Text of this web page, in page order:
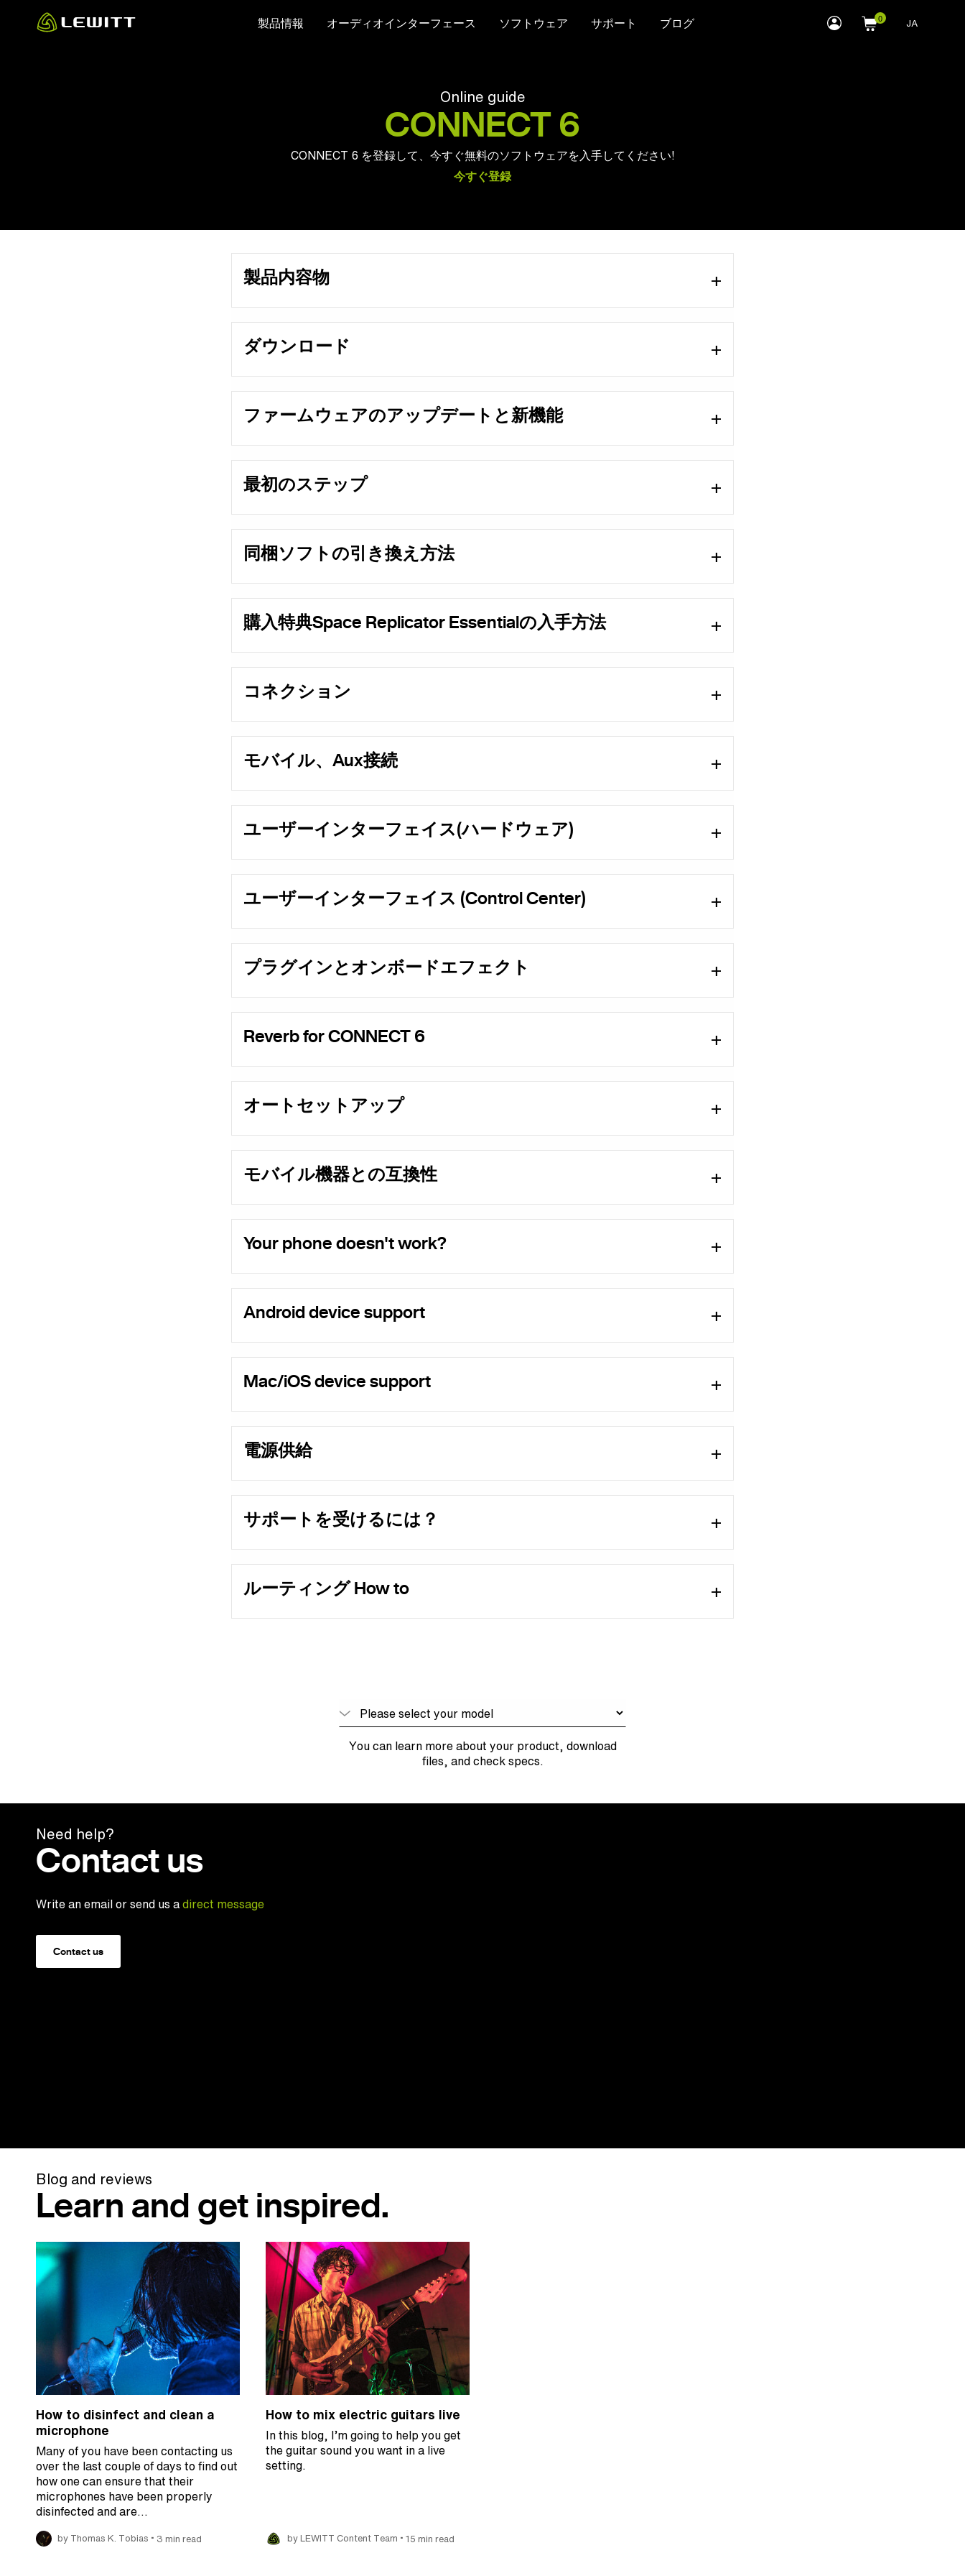
製品情報 オーディオインターフェース ソフトウェア サポート ブログ myLEWITT
Account
JA
Online guide
CONNECT 6
CONNECT 6 を登録して、今すぐ無料のソフトウェアを入手してください!
今すぐ登録
製品内容物
ダウンロード
ファームウェアのアップデートと新機能
最初のステップ
同梱ソフトの引き換え方法
購入特典Space Replicator Essentialの入手方法
コネクション
モバイル、Aux接続
ユーザーインターフェイス(ハードウェア)
ユーザーインターフェイス (Control Center)
プラグインとオンボードエフェクト
Reverb for CONNECT 6
オートセットアップ
モバイル機器との互換性
Your phone doesn't work?
Android device support
Mac/iOS device support
電源供給
サポートを受けるには？
ルーティング How to
You can learn more about your product, download
files, and check specs.
Need help?
Contact us
Write an email or send us adirect message
Contact us
Blog and reviews
Learn and get inspired.
How to disinfect and clean a
microphone
Many of you have been contacting us
over the last couple of days to find out
how one can ensure that their
microphones have been properly
disinfected and are…
by Thomas K. Tobias • 3 min read
How to mix electric guitars live
In this blog, I’m going to help you get
the guitar sound you want in a live
setting.
by LEWITT Content Team • 15 min read